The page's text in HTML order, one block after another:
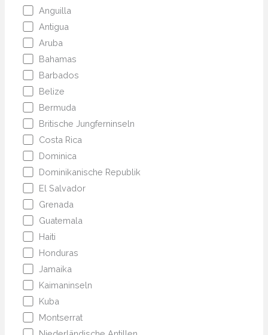
Anguilla
Antigua
Aruba
Bahamas
Barbados
Belize
Bermuda
Britische Jungferninseln
Costa Rica
Dominica
Dominikanische Republik
El Salvador
Grenada
Guatemala
Haiti
Honduras
Jamaika
Kaimaninseln
Kuba
Montserrat